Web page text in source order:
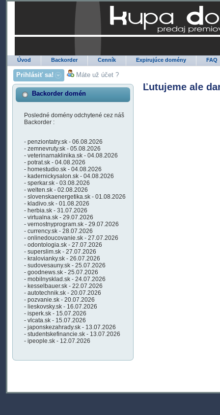
Úvod Backorder Cenník Expirujúce domény FAQ
Prihlásiť sa! Máte už účet ?
Backorder domén
Posledné domény odchytené cez náš
Backorder :
- penziontatry.sk - 06.08.2026
- zemnevruty.sk - 05.08.2026
- veterinarnaklinika.sk - 04.08.2026
- potrat.sk - 04.08.2026
- homestudio.sk - 04.08.2026
- kadernickysalon.sk - 04.08.2026
- sperkar.sk - 03.08.2026
- welten.sk - 02.08.2026
- slovenskaenergetika.sk - 01.08.2026
- kladivo.sk - 01.08.2026
- herbia.sk - 31.07.2026
- virtualna.sk - 29.07.2026
- vernostnyprogram.sk - 29.07.2026
- currency.sk - 28.07.2026
- onlinedoucovanie.sk - 27.07.2026
- odontologia.sk - 27.07.2026
- superslim.sk - 27.07.2026
- kralovianky.sk - 26.07.2026
- sudovesauny.sk - 25.07.2026
- goodnews.sk - 25.07.2026
- mobilnysklad.sk - 24.07.2026
- kesselbauer.sk - 22.07.2026
- autotechnik.sk - 20.07.2026
- pozvanie.sk - 20.07.2026
- lieskovsky.sk - 16.07.2026
- isperk.sk - 15.07.2026
- vlcata.sk - 15.07.2026
- japonskezahrady.sk - 13.07.2026
- studentskefinancie.sk - 13.07.2026
- ipeople.sk - 12.07.2026
Ľutujeme ale